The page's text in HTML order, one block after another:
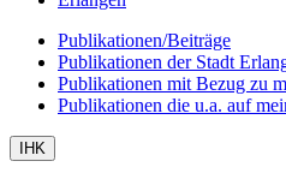
Publikationen/Beiträge
Publikationen der Stadt
Publikationen mit Bezug zu
Publikationen die u.a. auf
IHK